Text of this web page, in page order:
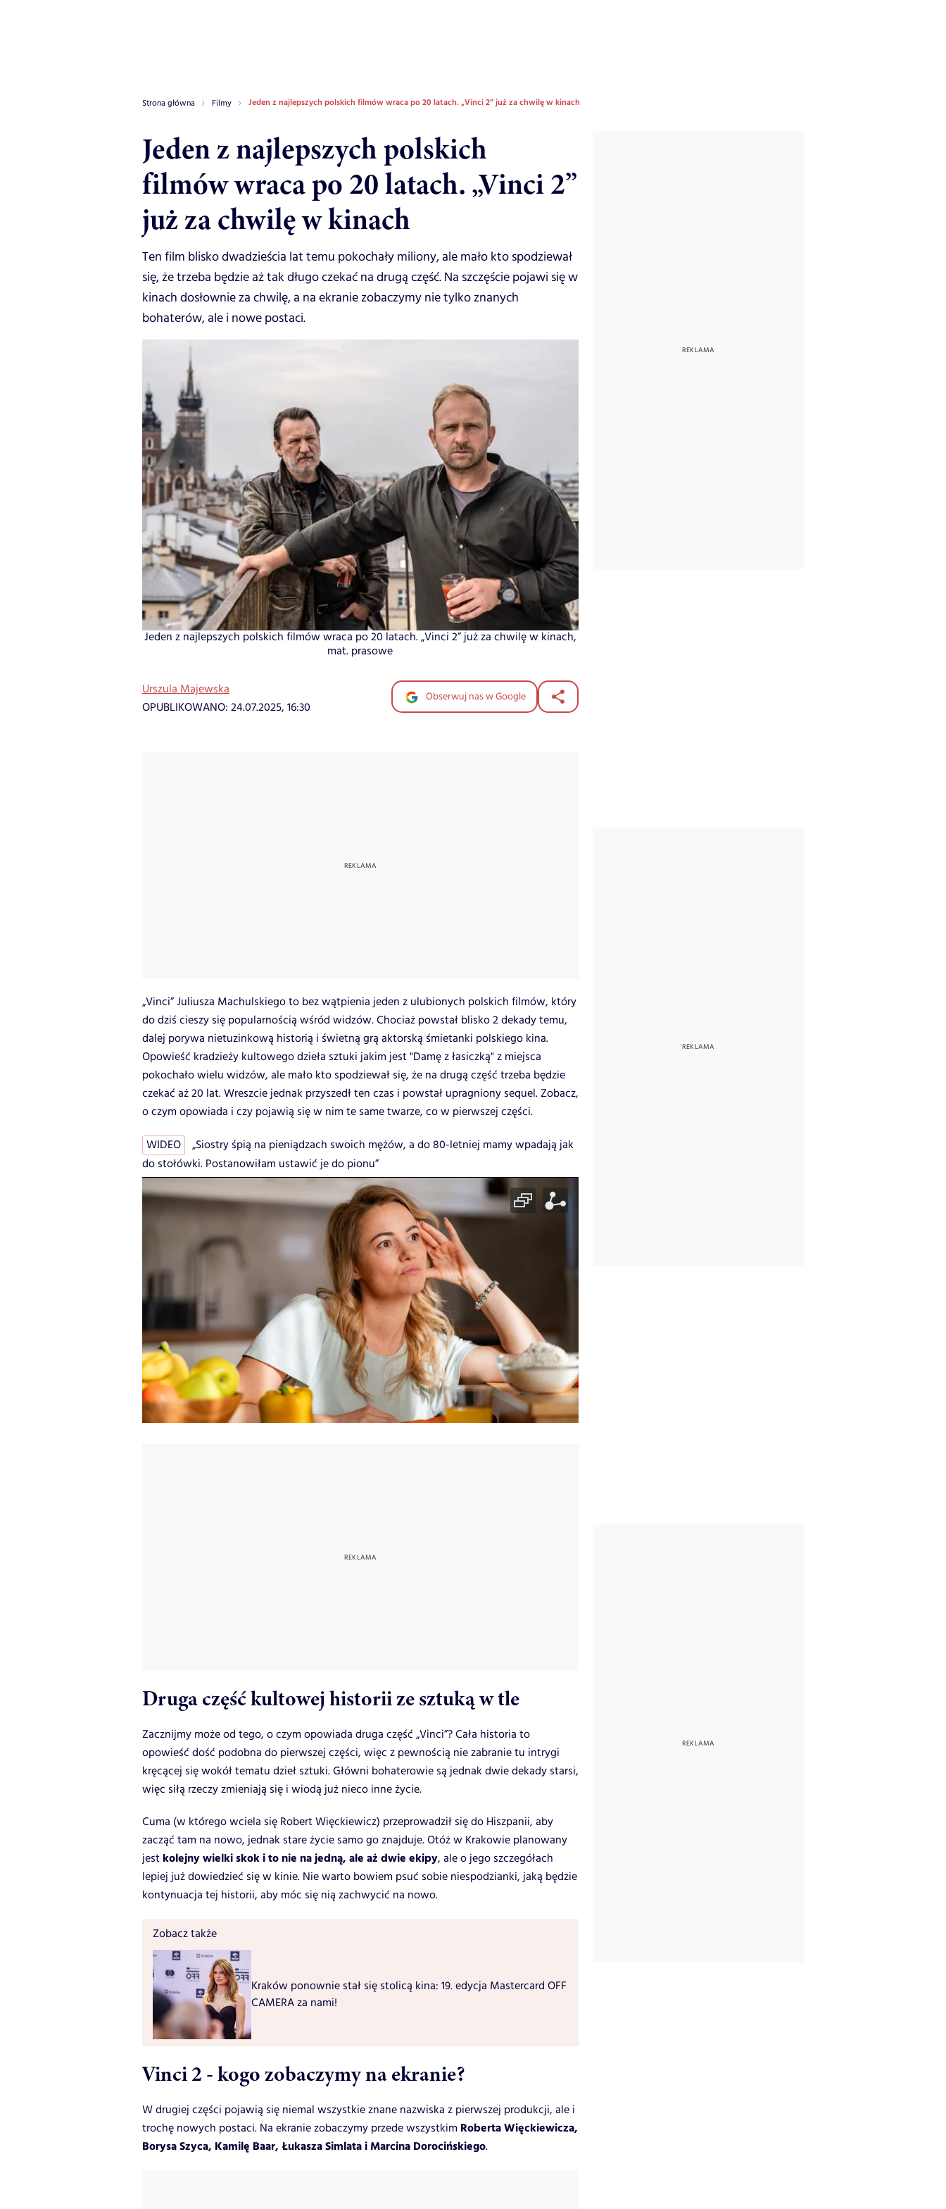
Strona główna Filmy Jeden z najlepszych polskich filmów wraca po 20 latach. „Vinci 2” już za chwilę w kinach
Jeden z najlepszych polskich
filmów wraca po 20 latach. „Vinci 2”
już za chwilę w kinach
Ten film blisko dwadzieścia lat temu pokochały miliony, ale mało kto spodziewał
się, że trzeba będzie aż tak długo czekać na drugą część. Na szczęście pojawi się w
kinach dosłownie za chwilę, a na ekranie zobaczymy nie tylko znanych
bohaterów, ale i nowe postaci.
Jeden z najlepszych polskich filmów wraca po 20 latach. „Vinci 2” już za chwilę w kinach,
mat. prasowe
Urszula Majewska
OPUBLIKOWANO: 24.07.2025, 16:30
Obserwuj nas w Google
„Vinci” Juliusza Machulskiego to bez wątpienia jeden z ulubionych polskich filmów, który
do dziś cieszy się popularnością wśród widzów. Chociaż powstał blisko 2 dekady temu,
dalej porywa nietuzinkową historią i świetną grą aktorską śmietanki polskiego kina.
Opowieść kradzieży kultowego dzieła sztuki jakim jest "Damę z łasiczką" z miejsca
pokochało wielu widzów, ale mało kto spodziewał się, że na drugą część trzeba będzie
czekać aż 20 lat. Wreszcie jednak przyszedł ten czas i powstał upragniony sequel. Zobacz,
o czym opowiada i czy pojawią się w nim te same twarze, co w pierwszej części.
WIDEO
„Siostry śpią na pieniądzach swoich mężów, a do 80-letniej mamy wpadają jak
do stołówki. Postanowiłam ustawić je do pionu”
Druga część kultowej historii ze sztuką w tle
Zacznijmy może od tego, o czym opowiada druga część „Vinci”? Cała historia to
opowieść dość podobna do pierwszej części, więc z pewnością nie zabranie tu intrygi
kręcącej się wokół tematu dzieł sztuki. Główni bohaterowie są jednak dwie dekady starsi,
więc siłą rzeczy zmieniają się i wiodą już nieco inne życie.
Cuma (w którego wciela się Robert Więckiewicz) przeprowadził się do Hiszpanii, aby
zacząć tam na nowo, jednak stare życie samo go znajduje. Otóż w Krakowie planowany
jest kolejny wielki skok i to nie na jedną, ale aż dwie ekipy, ale o jego szczegółach
lepiej już dowiedzieć się w kinie. Nie warto bowiem psuć sobie niespodzianki, jaką będzie
kontynuacja tej historii, aby móc się nią zachwycić na nowo.
Zobacz także
Kraków ponownie stał się stolicą kina: 19. edycja Mastercard OFF
CAMERA za nami!
Vinci 2 - kogo zobaczymy na ekranie?
W drugiej części pojawią się niemal wszystkie znane nazwiska z pierwszej produkcji, ale i
trochę nowych postaci. Na ekranie zobaczymy przede wszystkim Roberta Więckiewicza,
Borysa Szyca, Kamilę Baar, Łukasza Simlata i Marcina Dorocińskiego.